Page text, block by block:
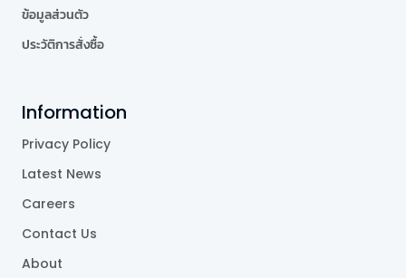
ข้อมูลส่วนตัว
ประวัติการสั่งซื้อ
Information
Privacy Policy
Latest News
Careers
Contact Us
About